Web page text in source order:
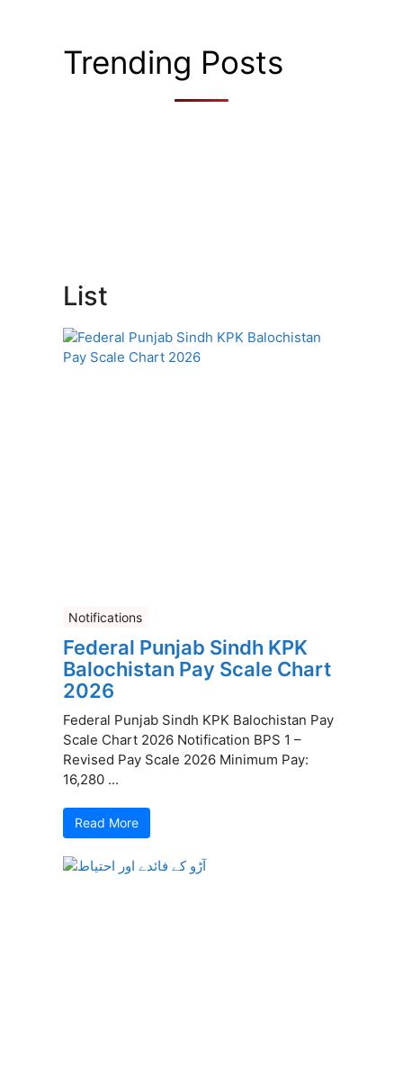
Trending Posts
List
Notifications
Federal Punjab Sindh KPK
Balochistan Pay Scale Chart
2026
Federal Punjab Sindh KPK Balochistan Pay
Scale Chart 2026 Notification BPS 1 –
Revised Pay Scale 2026 Minimum Pay:
16,280 ...
Read More